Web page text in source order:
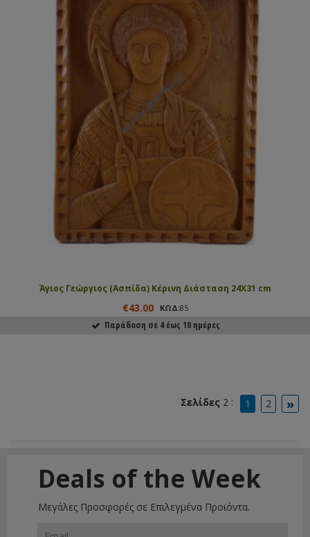
Άγιος Γεώργιος (Ασπίδα) Κέρινη Διάσταση 24Χ31 cm
€43.00 ΚΩΔ:85
Παράδοση σε 4 έως 10 ημέρες
Σελίδες 2 : 1 2 »
Deals of the Week
Μεγάλες Προσφορές σε Επιλεγμένα Προϊόντα.